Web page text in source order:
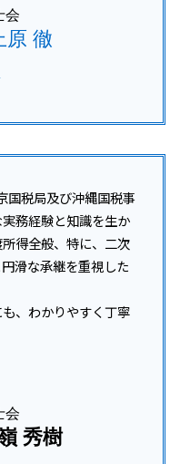
会
原 徹
国税局及び沖縄国税事
務経験と知識を生か
得全般、特に、二次
滑な承継を重視した
、わかりやすく丁寧
会
秀樹